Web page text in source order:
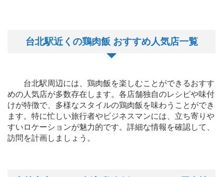
台北駅近くの鶏肉飯 おすすめ人気店一覧
台北駅周辺には、鶏肉飯を楽しむことができるおすす
めの人気店が多数存在します。各店舗独自のレシピや味付
けが特徴で、多様なスタイルの鶏肉飯を味わうことができ
ます。特に忙しい旅行者やビジネスマンには、立ち寄りや
すいロケーションが魅力的です。詳細な情報を確認して、
訪問を計画しましょう。